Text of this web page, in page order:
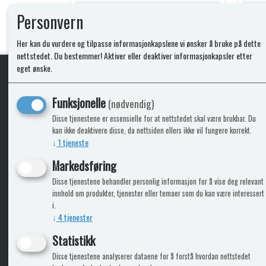
Kjøp
KLikk & hent
ICARAVANGRUPPEN
Bobilkjeden - iCaravan Tromsø
Caravan.no - når camping er livet
Fritidsvarehuset.no - barn og velvære
Cookies
Alle
Personvern
Her kan du vurdere og tilpasse informasjonkapslene vi ønsker å bruke på dette
nettstedet. Du bestemmer! Aktiver eller deaktiver informasjonkapsler etter
eget ønske.
Funksjonelle(nødvendig)
Disse tjenestene er essensielle for at nettstedet skal være brukbar. Du
kan ikke deaktivere disse, da nettsiden ellers ikke vil fungere korrekt.
↓ 1tjeneste
Markedsføring
Disse tjenestene behandler personlig informasjon for å vise deg relevant
innhold om produkter, tjenester eller temaer som du kan være interessert
i.
↓ 4tjenester
Statistikk
Disse tjenestene analyserer dataene for å forstå hvordan nettstedet